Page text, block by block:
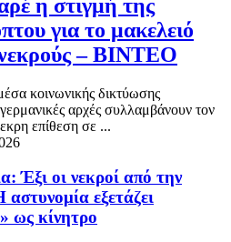
η στιγμή της
για το μακελειό
νεκρούς – ΒΙΝΤΕΟ
κοινωνικής δικτύωσης
αρχές συλλαμβάνουν τον
επίθεση σε ...
Έξι οι νεκροί από την
εξετάζει
ως κίνητρο